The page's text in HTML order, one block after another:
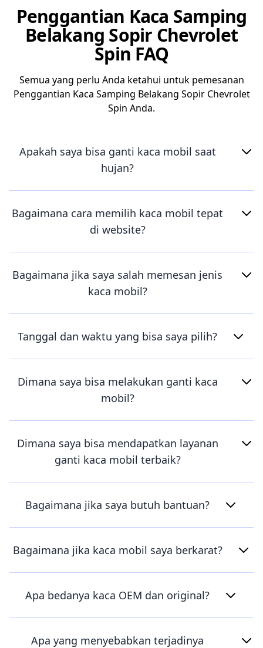
Penggantian Kaca Samping
Belakang Sopir Chevrolet
Spin FAQ
Semua yang perlu Anda ketahui untuk pemesanan
Penggantian Kaca Samping Belakang Sopir Chevrolet
Spin Anda.
Apakah saya bisa ganti kaca mobil saat
hujan?
Bagaimana cara memilih kaca mobil tepat
di website?
Bagaimana jika saya salah memesan jenis
kaca mobil?
Tanggal dan waktu yang bisa saya pilih?
Dimana saya bisa melakukan ganti kaca
mobil?
Dimana saya bisa mendapatkan layanan
ganti kaca mobil terbaik?
Bagaimana jika saya butuh bantuan?
Bagaimana jika kaca mobil saya berkarat?
Apa bedanya kaca OEM dan original?
Apa yang menyebabkan terjadinya